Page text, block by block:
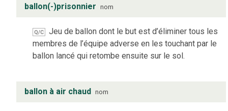
ballon(-)prisonnier nom
Q/C
Jeu de ballon dont le but est d’éliminer tous les
membres de l’équipe adverse en les touchant par le
ballon lancé qui retombe ensuite sur le sol.
ballon à air chaud nom